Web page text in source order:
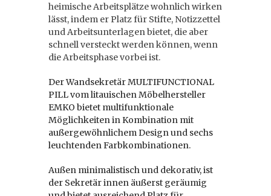
heimische Arbeitsplätze wohnlich wirken
lässt, indem er Platz für Stifte, Notizzettel
und Arbeitsunterlagen bietet, die aber
schnell versteckt werden können, wenn
die Arbeitsphase vorbei ist.
Der Wandsekretär MULTIFUNCTIONAL
PILL vom litauischen Möbelhersteller
EMKO bietet multifunktionale
Möglichkeiten in Kombination mit
außergewöhnlichem Design und sechs
leuchtenden Farbkombinationen.
Außen minimalistisch und dekorativ, ist
der Sekretär innen äußerst geräumig